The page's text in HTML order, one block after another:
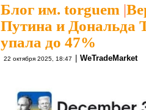
Блог им. torguem |
Путина и Дональда
упала до 47%
22 октября 2025, 18:47 | WeTradeMarket